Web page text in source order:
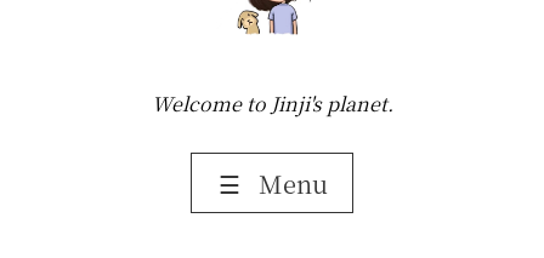
Welcome to Jinji's planet.
☰ Menu